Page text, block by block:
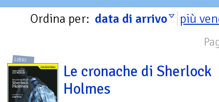
Ordina per: data di arrivo più
LIBRI
Le cronache di Sherlock
Holmes